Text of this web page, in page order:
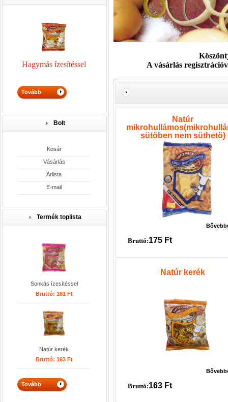
Hagymás ízesítéssel
Bolt
Kosár
Vásárlás
Árlista
E-mail
Termék toplista
Sonkás ízesítéssel
Bruttó: 181 Ft
Natúr kerék
Bruttó: 163 Ft
A vásárlás
Natúr
sütöben nem süthetö)
Bruttó:175 Ft
Natúr kerék
Bruttó:163 Ft